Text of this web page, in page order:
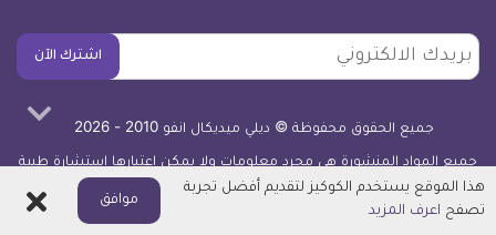
بريدك
الالكتروني
اشترك الآن
جميع الحقوق محفوظة © ديلي ميديكال انفو 2010 - 2026
جميع المواد المنشورة هي مجرد معلومات ولا يمكن اعتبارها استشارة طبية
أو توصية علاجية - اعرف المزيد
هذا الموقع يستخدم الكوكيز لتقديم أفضل تجربة
تصفح اعرف المزيد
موافق اغلاق